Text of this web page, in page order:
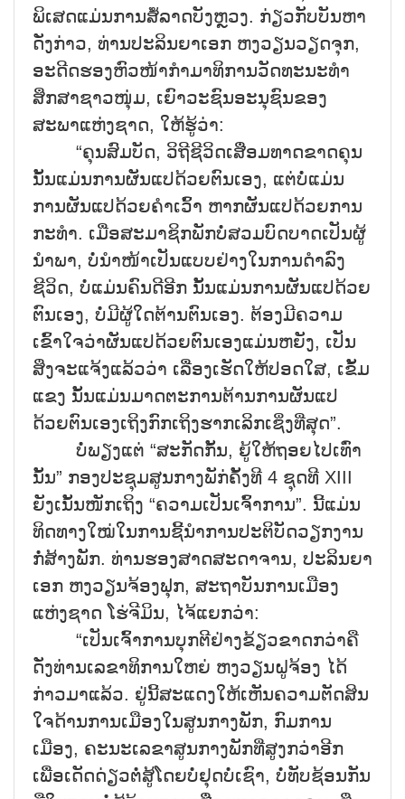
ພິເສດແມ່ນການສໍ້ລາດບັງຫຼວງ. ກ່ຽວກັບບັນຫາ
ດັ່ງກ່າວ, ທ່ານປະລິນຍາເອກ ຫງວຽນວຽດຈຸກ,
ອະດີດຮອງຫົວໜ້າກຳມາທິການວັດທະນະທຳ
ສຶກສາຊາວໜຸ່ມ, ເຍົາວະຊົນອະນຸຊົນຂອງ
ສະພາແຫ່ງຊາດ, ໃຫ້ຮູ້ວ່າ:
“ຄຸນສົມບັດ, ວິຖີຊີວິດເສື່ອມທາດຂາດຄຸນ
ນັ້ນແມ່ນການຜັນແປດ້ວຍຕົນເອງ, ແຕ່ບໍ່ແມ່ນ
ການຜັນແປດ້ວຍຄຳເວົ້າ ຫາກຜັນແປດ້ວຍການ
ກະທຳ. ເມື່ອສະມາຊິກພັກບໍ່ສວມບົດບາດເປັນຜູ້
ນຳພາ, ບໍ່ນຳໜ້າເປັນແບບຢ່າງໃນການດຳລົງ
ຊີວິດ, ບໍ່ແມ່ນຄົນດີອີກ ນັ້ນແມ່ນການຜັນແປດ້ວຍ
ຕົນເອງ, ບໍ່ມີຜູ້ໃດຕ້ານຕົນເອງ. ຕ້ອງມີຄວາມ
ເຂົ້າໃຈວ່າຜັນແປດ້ວຍຕົນເອງແມ່ນຫຍັງ, ເປັນ
ສິ່ງຈະແຈ້ງແລ້ວວ່າ ເລື່ອງເຮັດໃຫ້ປອດໃສ, ເຂັ້ມ
ແຂງ ນັ້ນແມ່ນມາດຕະການຕ້ານການຜັນແປ
ດ້ວຍຕົນເອງເຖິງກົກເຖິງຮາກເລິກເຊິ່ງທີ່ສຸດ”.
ບໍ່ພຽງແຕ່ “ສະກັດກັ້ນ, ຍູ້ໃຫ້ຖອຍໄປເທົ່າ
ນັ້ນ” ກອງປະຊຸມສູນກາງພັກ່ຄັ້ງທີ 4 ຊຸດທີ XIII
ຍັງເນັ້ນໜັກເຖິງ “ຄວາມເປັນເຈົ້າການ”. ນີ້ແມ່ນ
ທິດທາງໃໝ່ໃນການຊີ້ນຳການປະຕິບັດວຽກງານ
ກໍ່ສ້າງພັກ. ທ່ານຮອງສາດສະດາຈານ, ປະລິນຍາ
ເອກ ຫງວຽນຈ້ອງຟຸກ, ສະຖາບັນການເມືອງ
ແຫ່ງຊາດ ໂຮ່ຈີມິນ, ໄຈ້ແຍກວ່າ:
“ເປັນເຈົ້າການບຸກຕີຢ່າງຂ້ຽວຂາດກວ່າຄື
ດັ່ງທ່ານເລຂາທິການໃຫຍ່ ຫງວຽນຝູຈ້ອງ ໄດ້
ກ່າວມາແລ້ວ. ຢູ່ນີ້ສະແດງໃຫ້ເຫັນຄວາມຕັດສິນ
ໃຈດ້ານການເມືອງໃນສູນກາງພັກ, ກົມການ
ເມືອງ, ຄະນະເລຂາສູນກາງພັກທີ່ສູງກວ່າອີກ
ເພື່ອເດັດດ່ຽວຕໍ່ສູ້ໂດຍບໍ່ຢຸດບໍ່ເຊົາ, ບໍ່ທັບຊ້ອນກັນ